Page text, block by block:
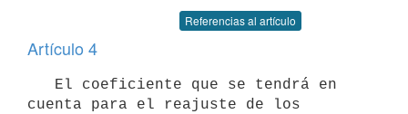
Referencias al artículo
Artículo 4
cuenta para el reajuste de los